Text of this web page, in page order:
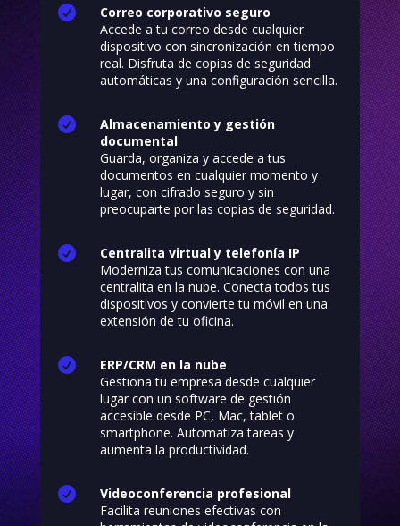

Correo corporativo seguro
Accede a tu correo desde cualquier
dispositivo con sincronización en tiempo
real. Disfruta de copias de seguridad
automáticas y una configuración sencilla.

Almacenamiento y gestión
documental
Guarda, organiza y accede a tus
documentos en cualquier momento y
lugar, con cifrado seguro y sin
preocuparte por las copias de seguridad.

Centralita virtual y telefonía IP
Moderniza tus comunicaciones con una
centralita en la nube. Conecta todos tus
dispositivos y convierte tu móvil en una
extensión de tu oficina.

ERP/CRM en la nube
Gestiona tu empresa desde cualquier
lugar con un software de gestión
accesible desde PC, Mac, tablet o
smartphone. Automatiza tareas y
aumenta la productividad.

Videoconferencia profesional
Facilita reuniones efectivas con